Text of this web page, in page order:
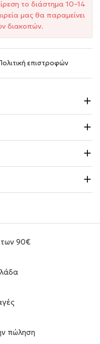
το διάστημα 10–14
μας θα παραμείνει
διακοπών.
επιστροφών
των 90€
πώληση